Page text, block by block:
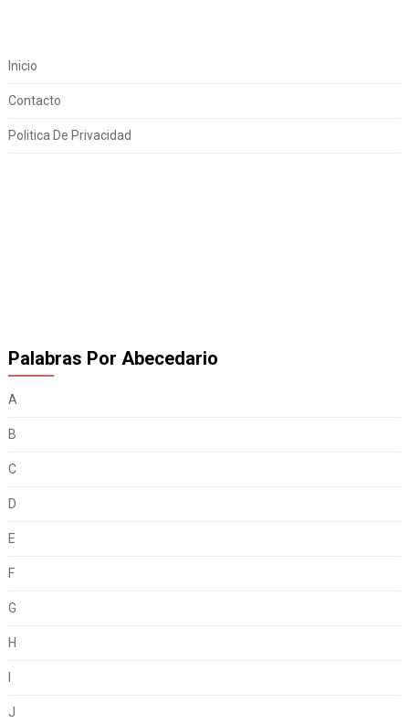
Inicio
Contacto
Politica De Privacidad
Palabras Por Abecedario
A
B
C
D
E
F
G
H
J